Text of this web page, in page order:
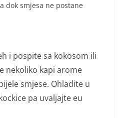
dok smjesa ne postane
i pospite sa kokosom ili
nekoliko kapi arome
smjese. Ohladite u
pa uvaljajte eu